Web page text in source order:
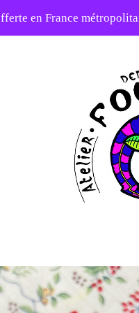
sur votre première